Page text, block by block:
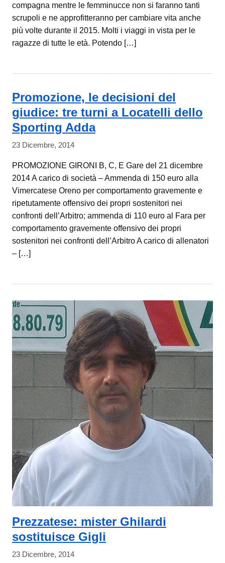
compagna mentre le femminucce non si faranno tanti
scrupoli e ne approfitteranno per cambiare vita anche
più volte durante il 2015. Molti i viaggi in vista per le
ragazze di tutte le età. Potendo […]
Promozione, le decisioni del
giudice: tre turni a Locatelli dello
Sporting Adda
23 Dicembre, 2014
PROMOZIONE GIRONI B, C, E Gare del 21 dicembre
2014 A carico di società – Ammenda di 150 euro alla
Vimercatese Oreno per comportamento gravemente e
ripetutamente offensivo dei propri sostenitori nei
confronti dell’Arbitro; ammenda di 110 euro al Fara per
comportamento gravemente offensivo dei propri
sostenitori nei confronti dell’Arbitro A carico di allenatori
– […]
Prezzatese: mister Ghilardi
sostituisce Gigli
23 Dicembre, 2014